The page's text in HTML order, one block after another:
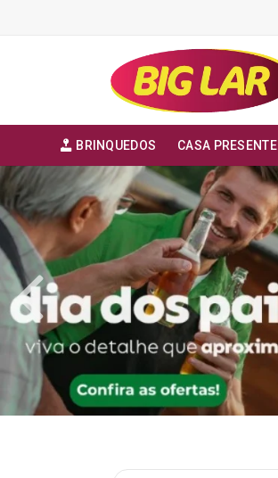
BRINQUEDOS CASA PRESENTE